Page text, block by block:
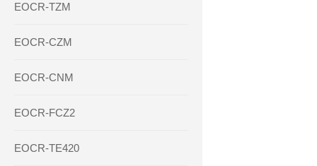
EOCR-TZM
EOCR-CZM
EOCR-CNM
EOCR-FCZ2
EOCR-TE420